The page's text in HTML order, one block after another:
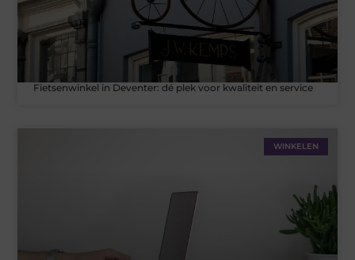
Fietsenwinkel in Deventer: dé plek voor kwaliteit en service
WINKELEN